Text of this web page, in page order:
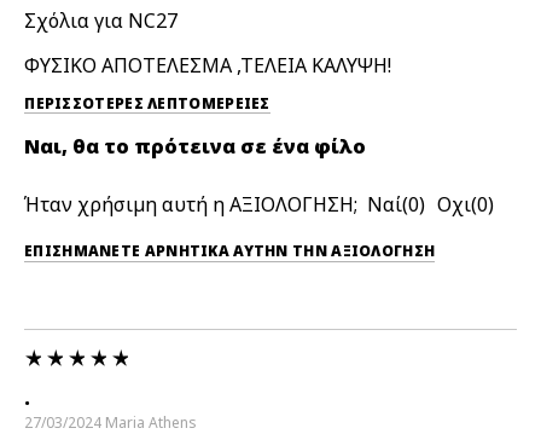
Σχόλια για NC27
ΦΥΣΙΚΟ ΑΠΟΤΕΛΕΣΜΑ ,ΤΕΛΕΙΑ ΚΑΛΥΨΗ!
ΠΕΡΙΣΣΌΤΕΡΕΣ ΛΕΠΤΟΜΈΡΕΙΕΣ
Ναι, θα το πρότεινα σε ένα φίλο
Ήταν χρήσιμη αυτή η ΑΞΙΟΛΟΓΗΣΗ; 0 0
ΕΠΙΣΗΜΆΝΕΤΕ ΑΡΝΗΤΙΚΆ ΑΥΤΉΝ ΤΗΝ ΑΞΙΟΛΟΓΗΣΗ
.
27/03/2024 Maria Athens